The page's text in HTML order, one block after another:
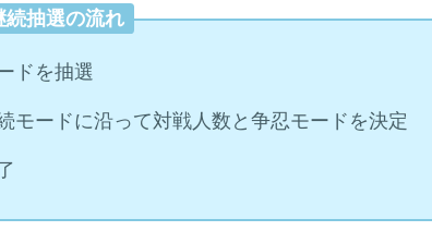
抽選の流れ
ドを抽選
モードに沿って対戦人数と争忍モードを決定